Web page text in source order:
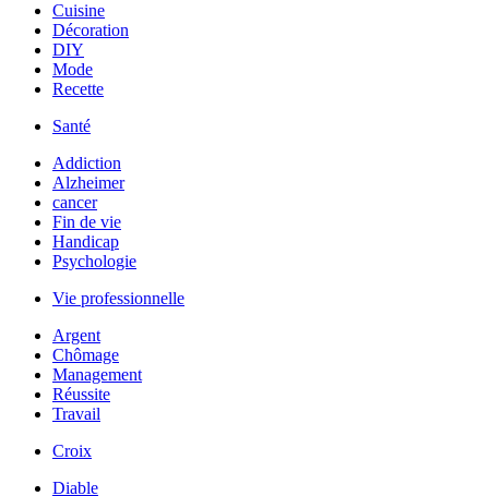
Cuisine
Décoration
DIY
Mode
Recette
Santé
Addiction
Alzheimer
cancer
Fin de vie
Handicap
Psychologie
Vie professionnelle
Argent
Chômage
Management
Réussite
Travail
Croix
Diable